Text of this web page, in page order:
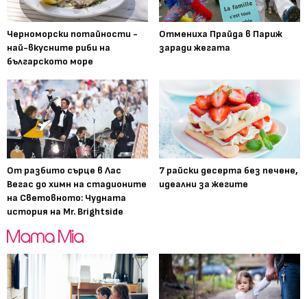
Черноморски потайности -
най-вкусните риби на
българското море
Отмениха Прайда в Париж
заради жегата
От разбито сърце в Лас
Вегас до химн на стадионите
на Световното: Чудната
история на Mr. Brightside
7 райски десерта без печене,
идеални за жегите